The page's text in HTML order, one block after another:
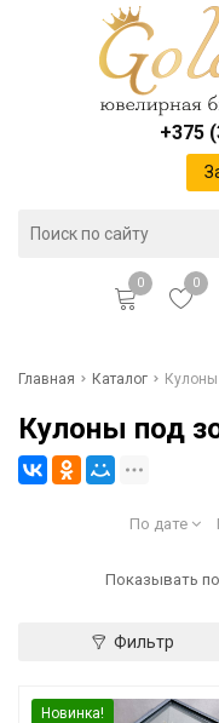
+375
0 0
Главная Каталог Кулоны
Кулоны под
По дате
Показывать
Фильтр
Новинка!